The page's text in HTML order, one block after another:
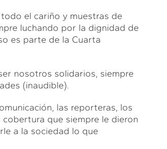
el cariño y muestras de
luchando por la dignidad de
es parte de la Cuarta
nosotros solidarios, siempre
(inaudible).
las reporteras, los
que siempre le dieron
a la sociedad lo que